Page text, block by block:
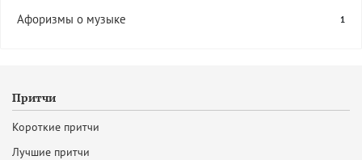
Афоризмы о музыке 1
Притчи
Короткие притчи
Лучшие притчи